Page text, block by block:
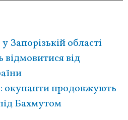
Запорізькій області
від
окупанти продовжують
Бахмутом